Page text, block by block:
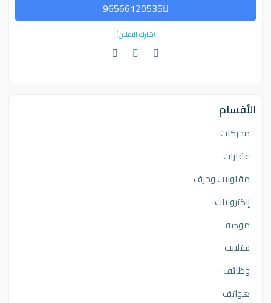
96566120535
(شارك الاعلان)
الأقسام
محركات
عقارات
مقاولات وحرف
إلكترونيات
موضه
ستلايت
وظائف
هواتف